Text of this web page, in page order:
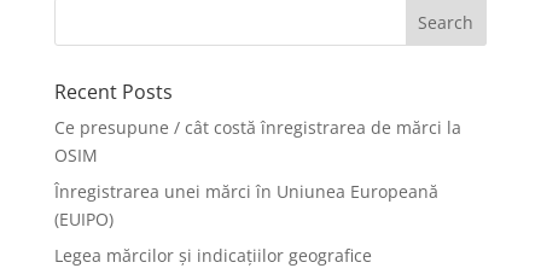
Recent Posts
Ce presupune / cât costă înregistrarea de mărci la
OSIM
Înregistrarea unei mărci în Uniunea Europeană
(EUIPO)
Legea mărcilor și indicațiilor geografice